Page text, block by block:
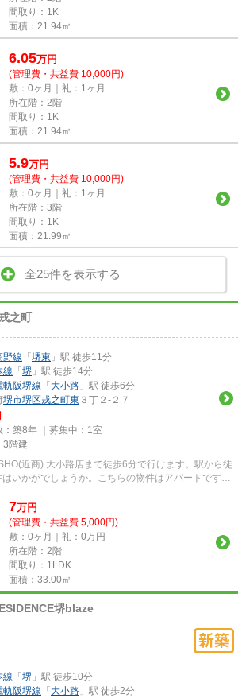
間取り：1K
面積：21.94㎡
6.05万円
(管理費・共益費 10,000円)
敷：0ヶ月｜礼：1ヶ月
所在階：2階
間取り：1K
面積：21.94㎡
5.9万円
(管理費・共益費 10,000円)
敷：0ヶ月｜礼：1ヶ月
所在階：3階
間取り：1K
面積：21.99㎡
全25件を表示する
之町
野線 「 堺東 」駅 徒歩11分
線 「 堺 」駅 徒歩14分
軌阪堺線 「 大小路 」駅 徒歩6分
堺市堺区戎之町東 ３丁２-２７
：築8年 ｜募集中： 1室
3階建
近商) 大小路店まで徒歩6分で行けます。駅から徒
いかがでしょうか。こちらの物件はアパートです。
7万円
(管理費・共益費 5,000円)
敷：0ヶ月｜礼：0万円
所在階：2階
間取り：1LDK
面積：33.00㎡
堺blaze
線 「 堺 」駅 徒歩10分
軌阪堺線 「 大小路 」駅 徒歩2分